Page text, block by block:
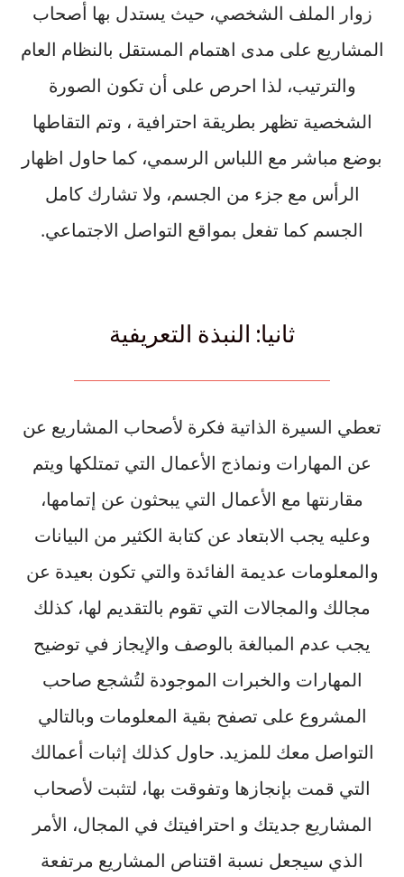
زوار الملف الشخصي، حيث يستدل بها أصحاب
المشاريع على مدى اهتمام المستقل بالنظام العام
والترتيب، لذا احرص على أن تكون الصورة
الشخصية تظهر بطريقة احترافية ، وتم التقاطها
بوضع مباشر مع اللباس الرسمي، كما حاول اظهار
الرأس مع جزء من الجسم، ولا تشارك كامل
الجسم كما تفعل بمواقع التواصل الاجتماعي.
ثانيا: النبذة التعريفية
تعطي السيرة الذاتية فكرة لأصحاب المشاريع عن
عن المهارات ونماذج الأعمال التي تمتلكها ويتم
مقارنتها مع الأعمال التي يبحثون عن إتمامها،
وعليه يجب الابتعاد عن كتابة الكثير من البيانات
والمعلومات عديمة الفائدة والتي تكون بعيدة عن
مجالك والمجالات التي تقوم بالتقديم لها، كذلك
يجب عدم المبالغة بالوصف والإيجاز في توضيح
المهارات والخبرات الموجودة لتُشجع صاحب
المشروع على تصفح بقية المعلومات وبالتالي
التواصل معك للمزيد. حاول كذلك إثبات أعمالك
التي قمت بإنجازها وتفوقت بها، لتثبت لأصحاب
المشاريع جديتك و احترافيتك في المجال، الأمر
الذي سيجعل نسبة اقتناص المشاريع مرتفعة